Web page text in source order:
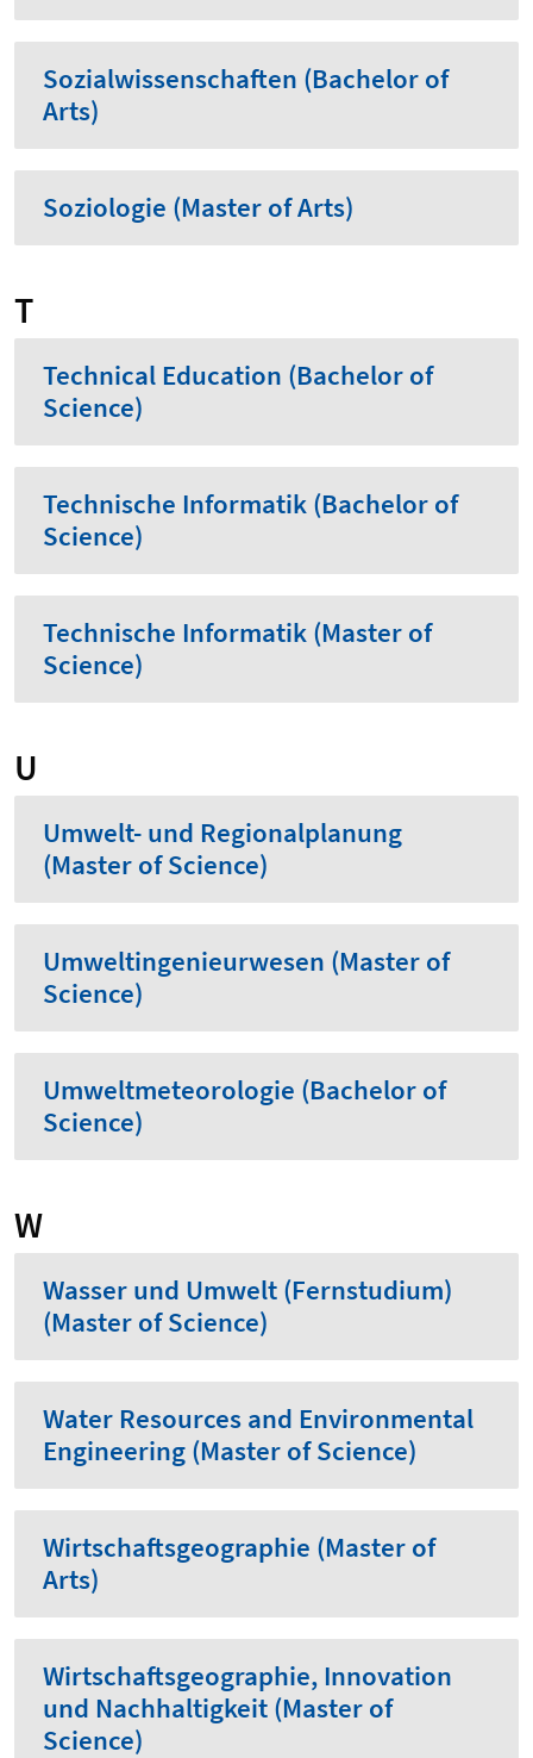
Sozialwissenschaften (Bachelor of
Arts)
Soziologie (Master of Arts)
T
Technical Education (Bachelor of
Science)
Technische Informatik (Bachelor of
Science)
Technische Informatik (Master of
Science)
U
Umwelt- und Regionalplanung
(Master of Science)
Umweltingenieurwesen (Master of
Science)
Umweltmeteorologie (Bachelor of
Science)
W
Wasser und Umwelt (Fernstudium)
(Master of Science)
Water Resources and Environmental
Engineering (Master of Science)
Wirtschaftsgeographie (Master of
Arts)
Wirtschaftsgeographie, Innovation
und Nachhaltigkeit (Master of
Science)